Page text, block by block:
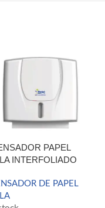
PAPEL
INTERFOLIADO
DE PAPEL